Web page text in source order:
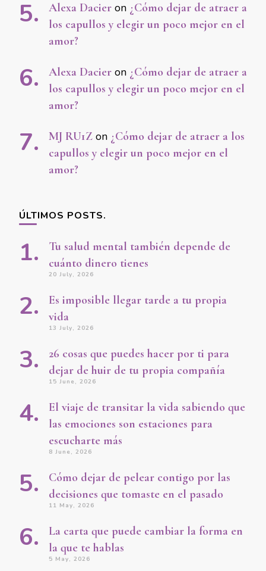
Alexa Dacier on ¿Cómo dejar de atraer a
los capullos y elegir un poco mejor en el
amor?
Alexa Dacier on ¿Cómo dejar de atraer a
los capullos y elegir un poco mejor en el
amor?
MJ RU1Z on ¿Cómo dejar de atraer a los
capullos y elegir un poco mejor en el
amor?
ÚLTIMOS POSTS.
Tu salud mental también depende de
cuánto dinero tienes
20 July, 2026
Es imposible llegar tarde a tu propia
vida
13 July, 2026
26 cosas que puedes hacer por ti para
dejar de huir de tu propia compañía
15 June, 2026
El viaje de transitar la vida sabiendo que
las emociones son estaciones para
escucharte más
8 June, 2026
Cómo dejar de pelear contigo por las
decisiones que tomaste en el pasado
11 May, 2026
La carta que puede cambiar la forma en
la que te hablas
5 May, 2026